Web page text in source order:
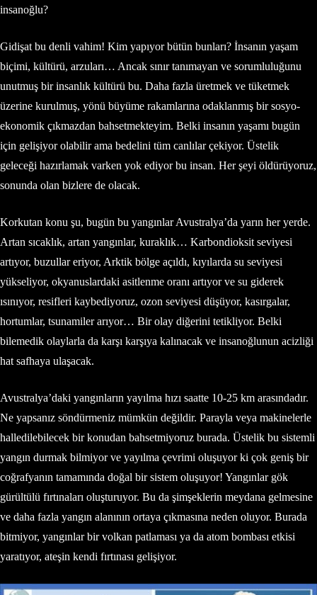
insanoğlu?
Gidişat bu denli vahim! Kim yapıyor bütün bunları? İnsanın yaşam
biçimi, kültürü, arzuları… Ancak sınır tanımayan ve sorumluluğunu
unutmuş bir insanlık kültürü bu. Daha fazla üretmek ve tüketmek
üzerine kurulmuş, yönü büyüme rakamlarına odaklanmış bir sosyo-
ekonomik çıkmazdan bahsetmekteyim. Belki insanın yaşamı bugün
için gelişiyor olabilir ama bedelini tüm canlılar çekiyor. Üstelik
geleceği hazırlamak varken yok ediyor bu insan. Her şeyi öldürüyoruz,
sonunda olan bizlere de olacak.
Korkutan konu şu, bugün bu yangınlar Avustralya’da yarın her yerde.
Artan sıcaklık, artan yangınlar, kuraklık… Karbondioksit seviyesi
artıyor, buzullar eriyor, Arktik bölge açıldı, kıyılarda su seviyesi
yükseliyor, okyanuslardaki asitlenme oranı artıyor ve su giderek
ısınıyor, resifleri kaybediyoruz, ozon seviyesi düşüyor, kasırgalar,
hortumlar, tsunamiler arıyor… Bir olay diğerini tetikliyor. Belki
bilemedik olaylarla da karşı karşıya kalınacak ve insanoğlunun acizliği
hat safhaya ulaşacak.
Avustralya’daki yangınların yayılma hızı saatte 10-25 km arasındadır.
Ne yapsanız söndürmeniz mümkün değildir. Parayla veya makinelerle
halledilebilecek bir konudan bahsetmiyoruz burada. Üstelik bu sistemli
yangın durmak bilmiyor ve yayılma çevrimi oluşuyor ki çok geniş bir
coğrafyanın tamamında doğal bir sistem oluşuyor! Yangınlar gök
gürültülü fırtınaları oluşturuyor. Bu da şimşeklerin meydana gelmesine
ve daha fazla yangın alanının ortaya çıkmasına neden oluyor. Burada
bitmiyor, yangınlar bir volkan patlaması ya da atom bombası etkisi
yaratıyor, ateşin kendi fırtınası gelişiyor.